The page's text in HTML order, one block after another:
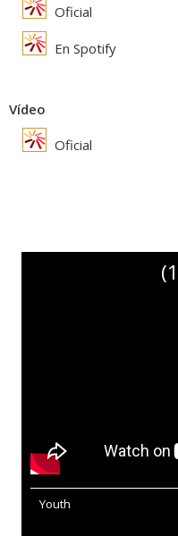
Oficial
En Spotify
Vídeo
Oficial
Youth